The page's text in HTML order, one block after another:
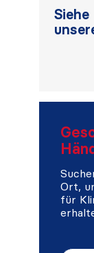
Siehe
Ort,
für